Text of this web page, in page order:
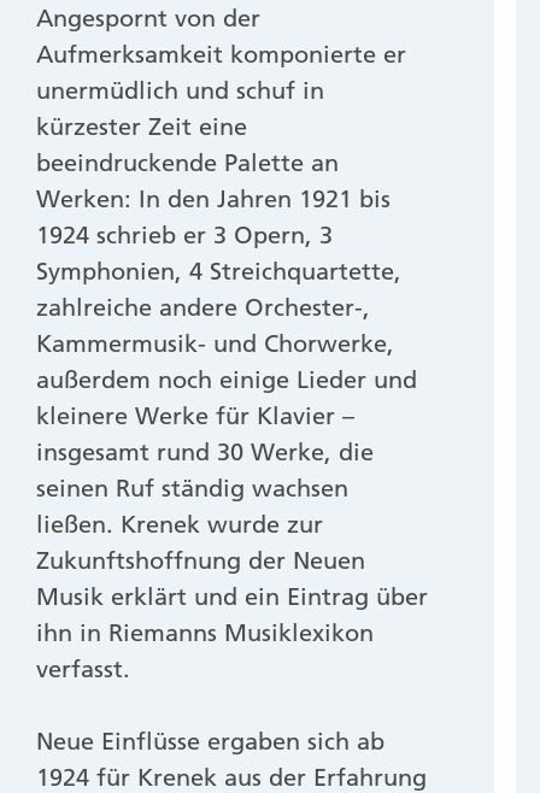
Angespornt von der
Aufmerksamkeit komponierte er
unermüdlich und schuf in
kürzester Zeit eine
beeindruckende Palette an
Werken: In den Jahren 1921 bis
1924 schrieb er 3 Opern, 3
Symphonien, 4 Streichquartette,
zahlreiche andere Orchester-,
Kammermusik- und Chorwerke,
außerdem noch einige Lieder und
kleinere Werke für Klavier –
insgesamt rund 30 Werke, die
seinen Ruf ständig wachsen
ließen. Krenek wurde zur
Zukunftshoffnung der Neuen
Musik erklärt und ein Eintrag über
ihn in Riemanns Musiklexikon
verfasst.
Neue Einflüsse ergaben sich ab
1924 für Krenek aus der Erfahrung